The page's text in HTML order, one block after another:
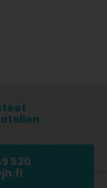
530